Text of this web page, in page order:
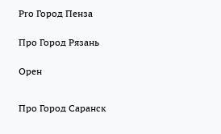
Pro Город Пенза
Про Город Рязань
Орен
Про Город Саранск